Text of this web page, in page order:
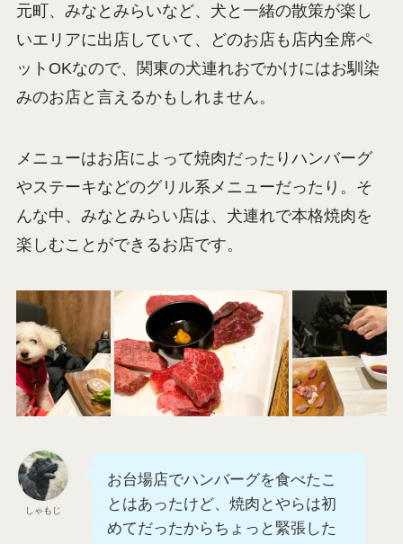
元町、みなとみらいなど、犬と一緒の散策が楽し
いエリアに出店していて、どのお店も店内全席ペ
ットOKなので、関東の犬連れおでかけにはお馴染
みのお店と言えるかもしれません。
メニューはお店によって焼肉だったりハンバーグ
やステーキなどのグリル系メニューだったり。そ
んな中、みなとみらい店は、犬連れで本格焼肉を
楽しむことができるお店です。
しゃもじ
お台場店でハンバーグを食べたこ
とはあったけど、焼肉とやらは初
めてだったからちょっと緊張した